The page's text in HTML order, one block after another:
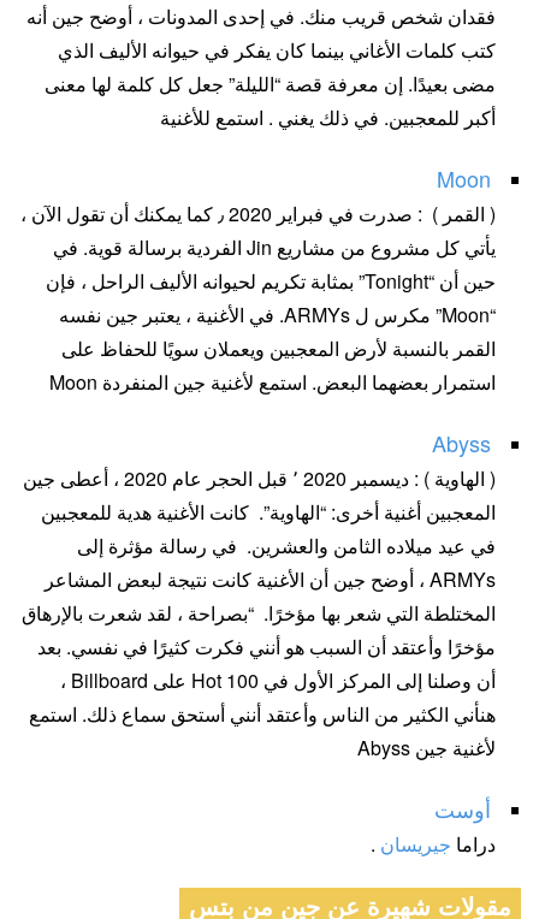
فقدان شخص قريب منك. في إحدى المدونات ، أوضح جين أنه
كتب كلمات الأغاني بينما كان يفكر في حيوانه الأليف الذي
مضى بعيدًا. إن معرفة قصة “الليلة” جعل كل كلمة لها معنى
أكبر للمعجبين. في ذلك يغني . استمع للأغنية
Moon
( القمر ) : صدرت في فبراير 2020 ٫ كما يمكنك أن تقول الآن ،
يأتي كل مشروع من مشاريع Jin الفردية برسالة قوية. في
حين أن “Tonight” بمثابة تكريم لحيوانه الأليف الراحل ، فإن
“Moon” مكرس ل ARMYs. في الأغنية ، يعتبر جين نفسه
القمر بالنسبة لأرض المعجبين ويعملان سويًا للحفاظ على
استمرار بعضهما البعض. استمع لأغنية جين المنفردة Moon
Abyss
( الهاوية ) : ديسمبر 2020 ٬ قبل الحجر عام 2020 ، أعطى جين
المعجبين أغنية أخرى: “الهاوية”. كانت الأغنية هدية للمعجبين
في عيد ميلاده الثامن والعشرين. في رسالة مؤثرة إلى
ARMYs ، أوضح جين أن الأغنية كانت نتيجة لبعض المشاعر
المختلطة التي شعر بها مؤخرًا. “بصراحة ، لقد شعرت بالإرهاق
مؤخرًا وأعتقد أن السبب هو أنني فكرت كثيرًا في نفسي. بعد
أن وصلنا إلى المركز الأول في Hot 100 على Billboard ،
هنأني الكثير من الناس وأعتقد أنني أستحق سماع ذلك. استمع
لأغنية جين Abyss
أوست
دراما جيريسان .
مقولات شهيرة عن جين من بتس